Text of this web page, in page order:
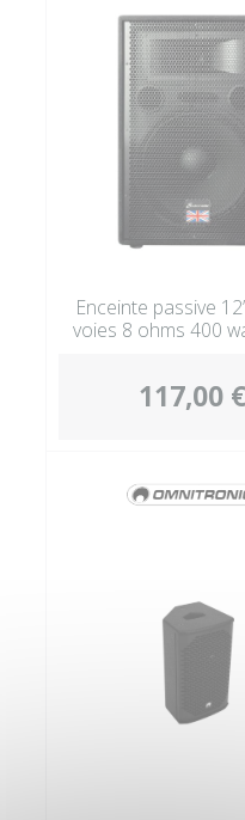
Enceinte passive
voies 8 ohms 400
117,00 €